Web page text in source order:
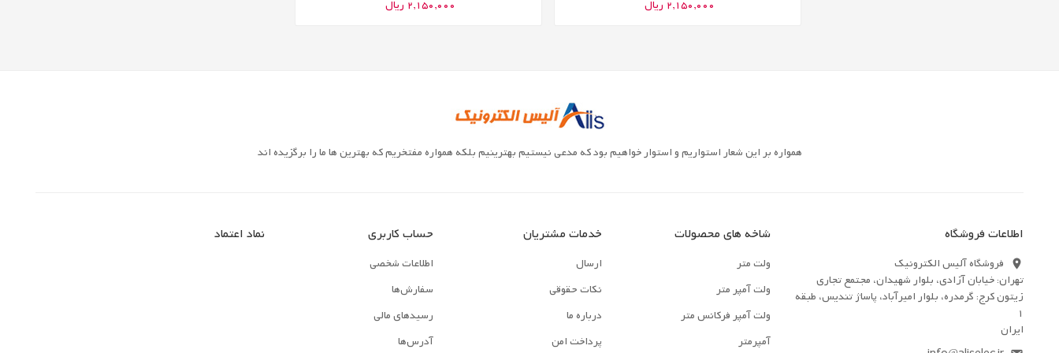
2,150,000 ریال 2,150,000 ریال
همواره بر این شعار استواریم و استوار خواهیم بود که مدعی نیستیم بهترینیم بلکه همواره مفتخریم که بهترین ها ما را برگزیده اند
اطلاعات فروشگاه
location_on
فروشگاه آلیس الکترونیک
تهران: خیابان آزادی، بلوار شهیدان، مجتمع تجاری
زیتون کرج: گرمدره، بلوار امیرآباد، پاساژ تندیس، طبقه
1
ایران
شاخه های محصولات
ولت متر
ولت آمپر متر
ولت آمپر فرکانس متر
آمپرمتر
خدمات مشتریان
ارسال
نکات حقوقی
درباره ما
پرداخت امن
حساب کاربری
اطلاعات شخصی
سفارش‌ها
رسیدهای مالی
آدرس‌ها
نماد اعتماد